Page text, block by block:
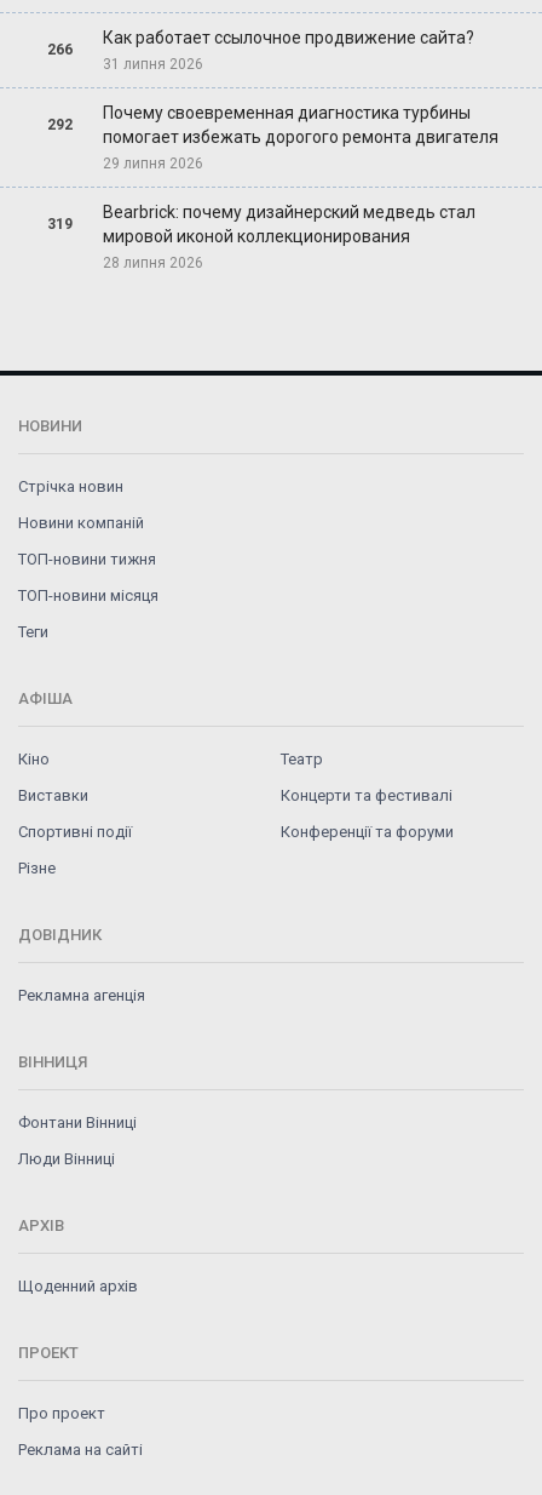
266
Как работает ссылочное продвижение сайта?
31 липня 2026
292
Почему своевременная диагностика турбины
помогает избежать дорогого ремонта двигателя
29 липня 2026
319
Bearbrick: почему дизайнерский медведь стал
мировой иконой коллекционирования
28 липня 2026
НОВИНИ
Стрічка новин
Новини компаній
ТОП-новини тижня
ТОП-новини місяця
Теги
АФІША
Кіно
Театр
Виставки
Концерти та фестивалі
Спортивні події
Конференції та форуми
Різне
ДОВІДНИК
Рекламна агенція
ВІННИЦЯ
Фонтани Вінниці
Люди Вінниці
АРХІВ
Щоденний архів
ПРОЕКТ
Про проект
Реклама на сайті